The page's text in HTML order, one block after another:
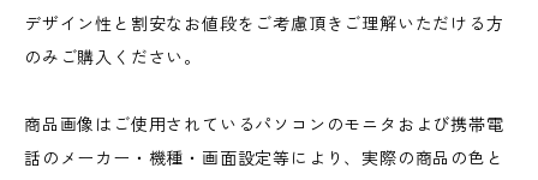
デザイン性と割安なお値段をご考慮頂きご理解いただける方
のみご購入ください。
商品画像はご使用されているパソコンのモニタおよび携帯電
話のメーカー・機種・画面設定等により、実際の商品の色と